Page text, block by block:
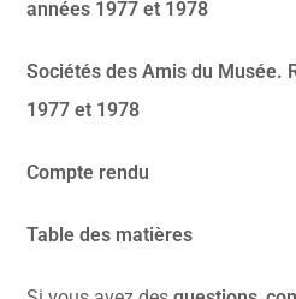
années 1977 et 1978
Sociétés des Amis du Musée.
1977 et 1978
Compte rendu
Table des matières